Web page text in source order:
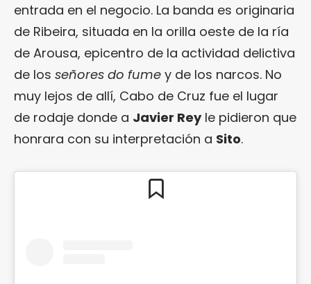
entrada en el negocio. La banda es originaria
de Ribeira, situada en la orilla oeste de la ría
de Arousa, epicentro de la actividad delictiva
de los señores do fume y de los narcos. No
muy lejos de allí, Cabo de Cruz fue el lugar
de rodaje donde a Javier Reyle pidieron que
honrara con su interpretación a Sito.